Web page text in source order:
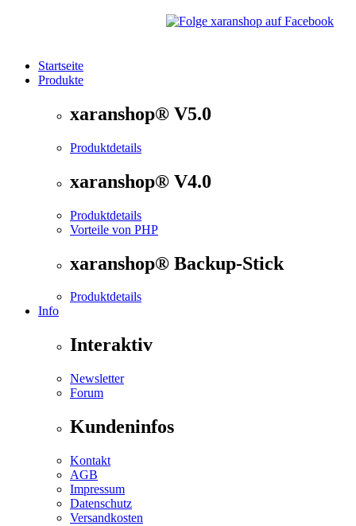
Startseite
Produkte
xaranshop® V5.0
Produktdetails
xaranshop® V4.0
Produktdetails
Vorteile von PHP
xaranshop® Backup-Stick
Produktdetails
Info
Interaktiv
Newsletter
Forum
Kundeninfos
Kontakt
AGB
Impressum
Datenschutz
Versandkosten